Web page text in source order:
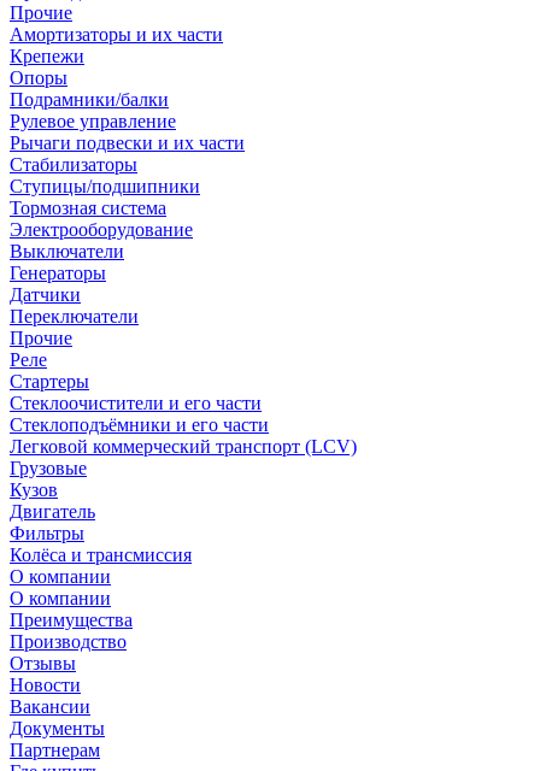
Прочие
Амортизаторы и их части
Крепежи
Опоры
Подрамники/балки
Рулевое управление
Рычаги подвески и их части
Стабилизаторы
Ступицы/подшипники
Тормозная система
Электрооборудование
Выключатели
Генераторы
Датчики
Переключатели
Прочие
Реле
Стартеры
Стеклоочистители и его части
Стеклоподъёмники и его части
Легковой коммерческий транспорт (LCV)
Грузовые
Кузов
Двигатель
Фильтры
Колёса и трансмиссия
О компании
О компании
Преимущества
Производство
Отзывы
Новости
Вакансии
Документы
Партнерам